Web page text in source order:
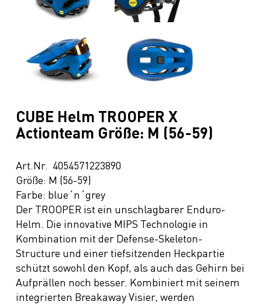
CUBE Helm TROOPER X
Actionteam Größe: M (56-59)
Art.Nr. 4054571223890
Größe: M (56-59)
Farbe: blue´n´grey
Der TROOPER ist ein unschlagbarer Enduro-
Helm. Die innovative MIPS Technologie in
Kombination mit der Defense-Skeleton-
Structure und einer tiefsitzenden Heckpartie
schützt sowohl den Kopf, als auch das Gehirn bei
Aufprällen noch besser. Kombiniert mit seinem
integrierten Breakaway Visier, werden